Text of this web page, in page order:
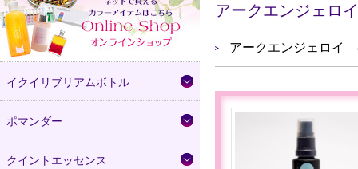
イクイリブリアムボトル
ポマンダー
クイントエッセンス
アークエンジェロイ
アークエンジェロ